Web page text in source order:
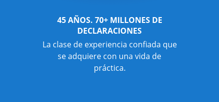
45 AÑOS. 70+ MILLONES DE
DECLARACIONES
La clase de experiencia confiada que
se adquiere con una vida de
práctica.